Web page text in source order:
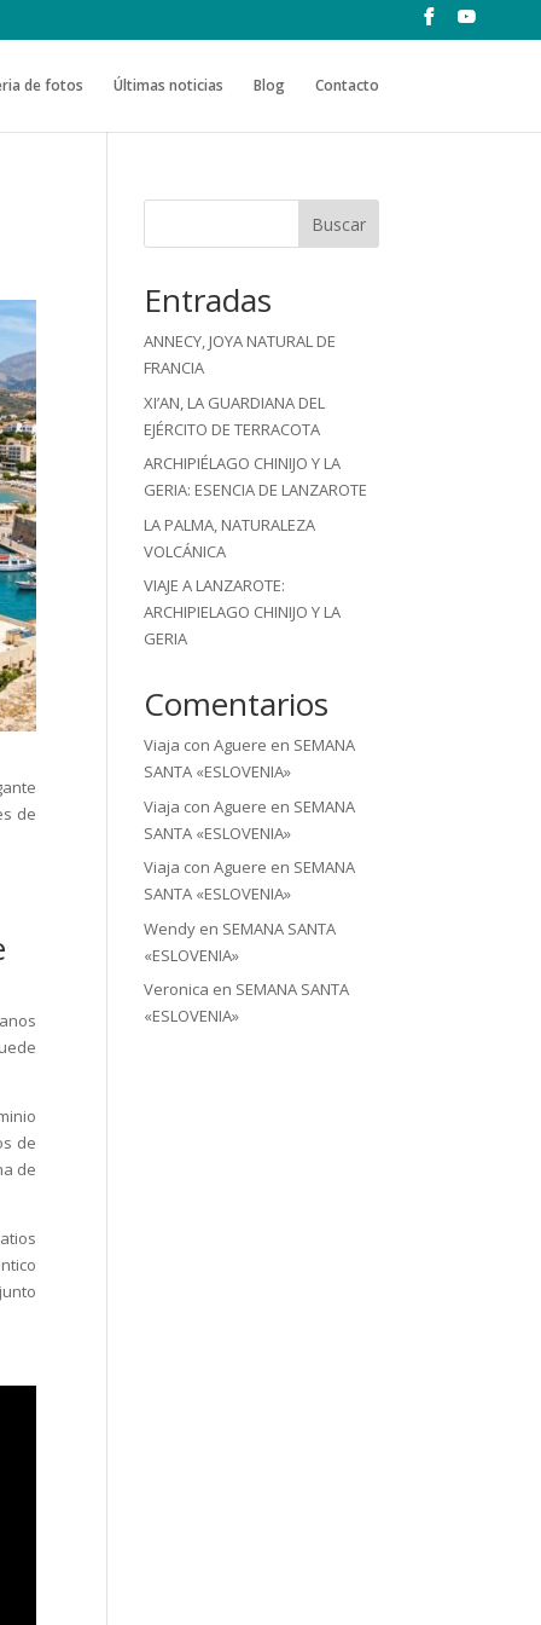
de fotos Últimas noticias Blog Contacto
de
de
de
Buscar
Entradas
ANNECY, JOYA NATURAL DE
FRANCIA
XI’AN, LA GUARDIANA DEL
EJÉRCITO DE TERRACOTA
ARCHIPIÉLAGO CHINIJO Y LA
GERIA: ESENCIA DE LANZAROTE
LA PALMA, NATURALEZA
VOLCÁNICA
VIAJE A LANZAROTE:
ARCHIPIELAGO CHINIJO Y LA
GERIA
Comentarios
Viaja con Aguere en SEMANA
SANTA «ESLOVENIA»
Viaja con Aguere en SEMANA
SANTA «ESLOVENIA»
Viaja con Aguere en SEMANA
SANTA «ESLOVENIA»
Wendy en SEMANA SANTA
«ESLOVENIA»
Veronica en SEMANA SANTA
«ESLOVENIA»